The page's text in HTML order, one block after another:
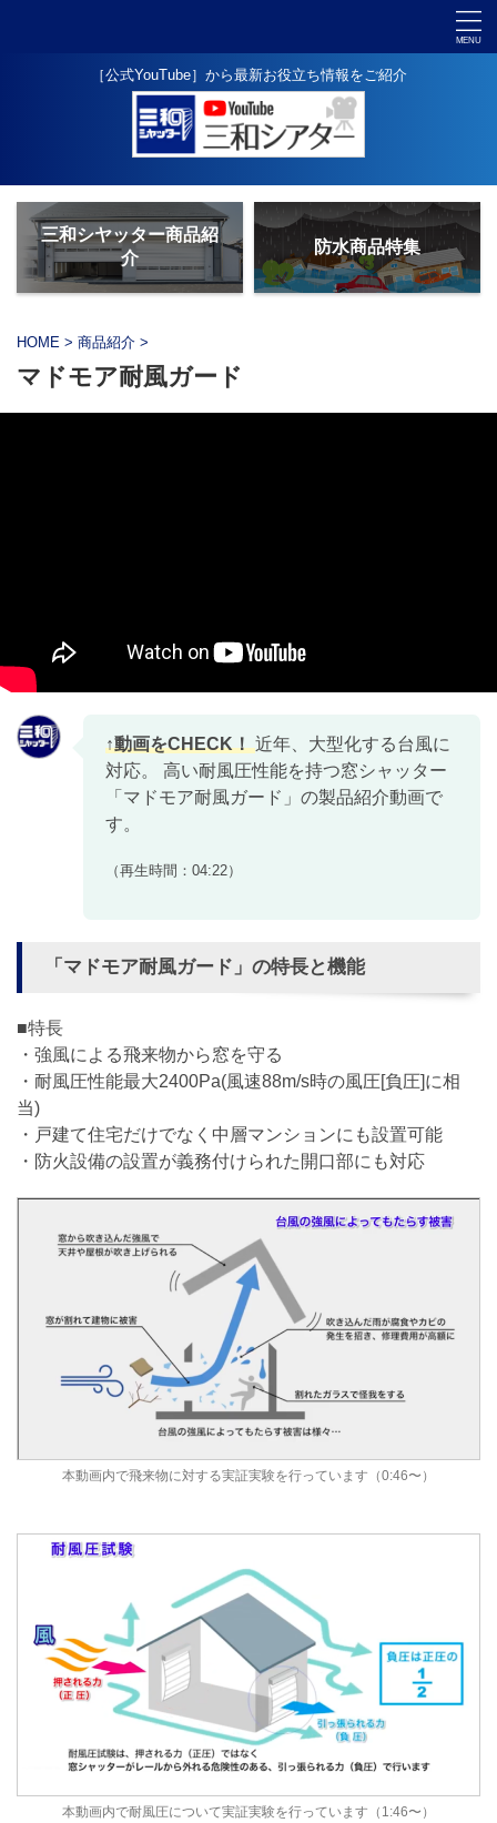
［公式YouTube］から最新お役立ち情報をご紹介
三和シヤッター商品紹
介
防水商品特集
HOME > 商品紹介 >
マドモア耐風ガード
近年、大型化する台風に
対応。 高い耐風圧性能を持つ窓シャッター
「マドモア耐風ガード」の製品紹介動画で
す。
（再生時間：04:22）
「マドモア耐風ガード」の特長と機能
■特長
・強風による飛来物から窓を守る
・耐風圧性能最大2400Pa(風速88m/s時の風圧[負圧]に相
当)
・戸建て住宅だけでなく中層マンションにも設置可能
・防火設備の設置が義務付けられた開口部にも対応
本動画内で飛来物に対する実証実験を行っています（0:46〜）
本動画内で耐風圧について実証実験を行っています（1:46〜）